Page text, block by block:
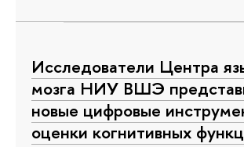
Исследователи Центра
мозга НИУ ВШЭ
новые цифровые
оценки когнитивных